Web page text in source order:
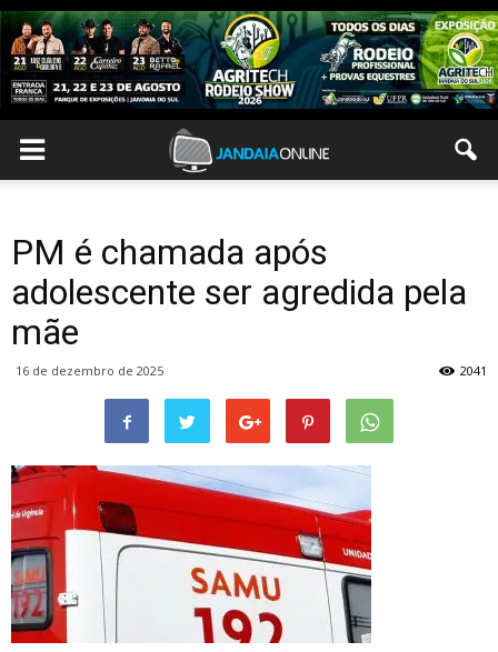
PM é chamada após
adolescente ser agredida pela
mãe
16 de dezembro de 2025 2041